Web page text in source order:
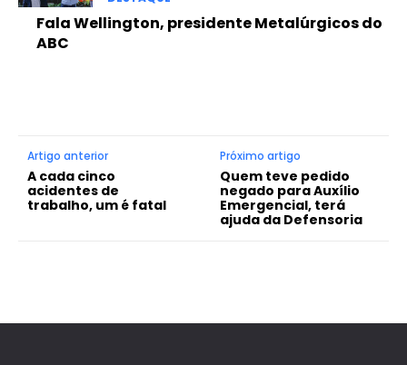
Fala Wellington, presidente Metalúrgicos do
ABC
Artigo anterior
A cada cinco
acidentes de
trabalho, um é fatal
Próximo artigo
Quem teve pedido
negado para Auxílio
Emergencial, terá
ajuda da Defensoria